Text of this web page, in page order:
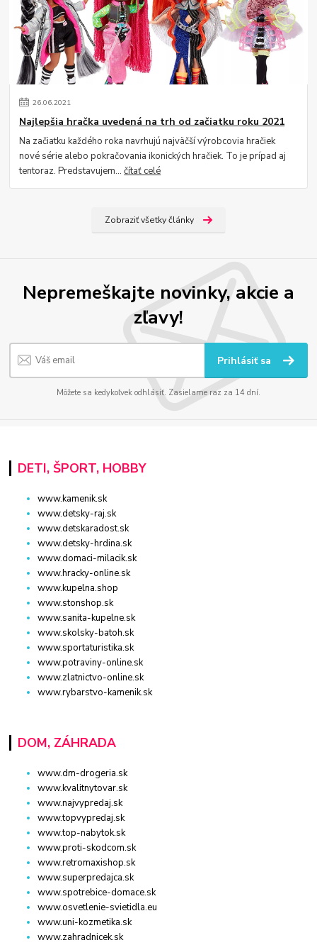
26.06.2021
Najlepšia hračka uvedená na trh od začiatku roku 2021
Na začiatku každého roka navrhujú najväčší výrobcovia hračiek
nové série alebo pokračovania ikonických hračiek. To je prípad aj
tentoraz. Predstavujem...čítať celé
Zobraziť všetky články
Nepremeškajte novinky, akcie a
zľavy!
Prihlásiť sa
Môžete sa kedykoľvek odhlásiť. Zasielame raz za 14 dní.
DETI, ŠPORT, HOBBY
www.kamenik.sk
www.detsky-raj.sk
www.detskaradost.sk
www.detsky-hrdina.sk
www.domaci-milacik.sk
www.hracky-online.sk
www.kupelna.shop
www.stonshop.sk
www.sanita-kupelne.sk
www.skolsky-batoh.sk
www.sportaturistika.sk
www.potraviny-online.sk
www.zlatnictvo-online.sk
www.rybarstvo-kamenik.sk
DOM, ZÁHRADA
www.dm-drogeria.sk
www.kvalitnytovar.sk
www.najvypredaj.sk
www.topvypredaj.sk
www.top-nabytok.sk
www.proti-skodcom.sk
www.retromaxishop.sk
www.superpredajca.sk
www.spotrebice-domace.sk
www.osvetlenie-svietidla.eu
www.uni-kozmetika.sk
www.zahradnicek.sk